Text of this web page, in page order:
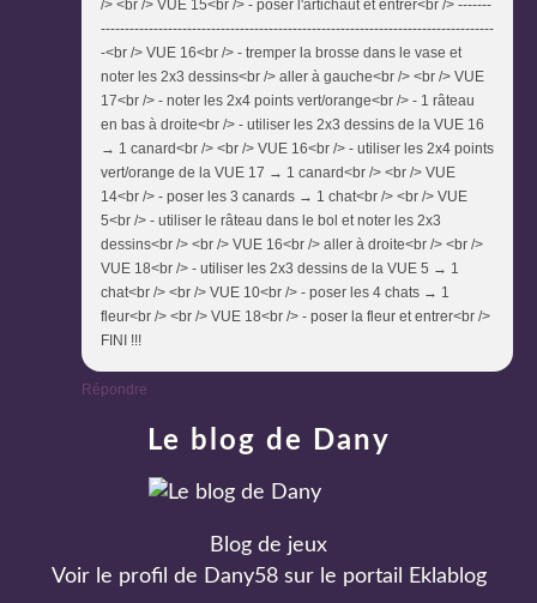
/> <br /> VUE 15<br /> - poser l'artichaut et entrer<br /> -------
----------------------------------------------------------------------------------
-<br /> VUE 16<br /> - tremper la brosse dans le vase et
noter les 2x3 dessins<br /> aller à gauche<br /> <br /> VUE
17<br /> - noter les 2x4 points vert/orange<br /> - 1 râteau
en bas à droite<br /> - utiliser les 2x3 dessins de la VUE 16
→ 1 canard<br /> <br /> VUE 16<br /> - utiliser les 2x4 points
vert/orange de la VUE 17 → 1 canard<br /> <br /> VUE
14<br /> - poser les 3 canards → 1 chat<br /> <br /> VUE
5<br /> - utiliser le râteau dans le bol et noter les 2x3
dessins<br /> <br /> VUE 16<br /> aller à droite<br /> <br />
VUE 18<br /> - utiliser les 2x3 dessins de la VUE 5 → 1
chat<br /> <br /> VUE 10<br /> - poser les 4 chats → 1
fleur<br /> <br /> VUE 18<br /> - poser la fleur et entrer<br />
FINI !!!
Répondre
Le blog de Dany
Blog de jeux
Voir le profil de Dany58sur le portail Eklablog